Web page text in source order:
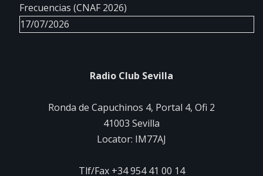
Frecuencias (CNAF 2026)
17/07/2026
Radio Club Sevilla
Ronda de Capuchinos 4, Portal 4, Ofi 2
41003 Sevilla
Locator: IM77AJ
Tlf/Fax +34 954 41 00 14